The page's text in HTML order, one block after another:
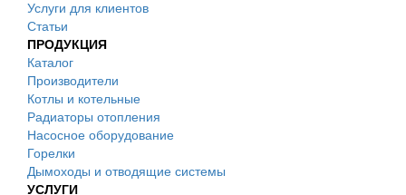
Услуги для клиентов
Статьи
ПРОДУКЦИЯ
Каталог
Производители
Котлы и котельные
Радиаторы отопления
Насосное оборудование
Горелки
Дымоходы и отводящие системы
УСЛУГИ